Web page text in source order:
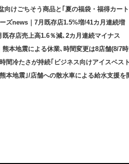
向けごちそう商品と｢夏の福袋・福得カー
ズnews｜7月既存店1.5%増/41カ月連続増
存店売上高1.6％減､2カ月連続マイナス
本地震による休業､時間変更は8店舗(8/7
間冷たさが持続｢ビジネス向けアイスベス
本地震｣/店舗への散水車による給水支援を